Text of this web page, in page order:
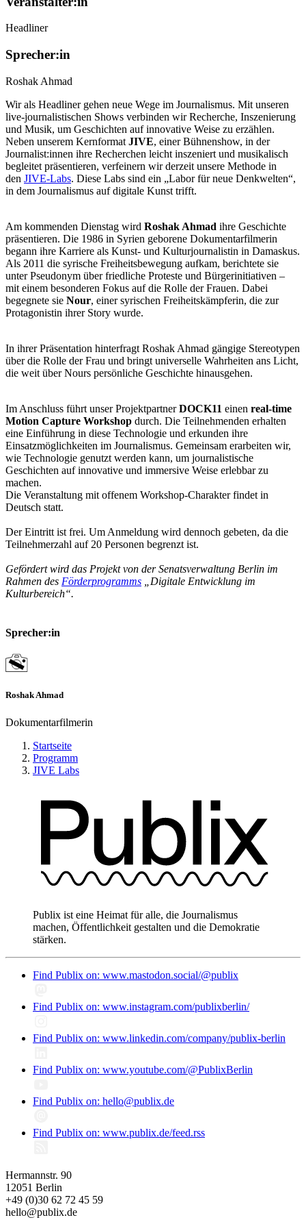
Headliner
Sprecher:in
Roshak Ahmad
Wir als Headliner gehen neue Wege im Journalismus. Mit unseren
live-journalistischen Shows verbinden wir Recherche, Inszenierung
und Musik, um Geschichten auf innovative Weise zu erzählen.
Neben unserem Kernformat JIVE, einer Bühnenshow, in der
Journalist:innen ihre Recherchen leicht inszeniert und musikalisch
begleitet präsentieren, verfeinern wir derzeit unsere Methode in
den JIVE-Labs. Diese Labs sind ein „Labor für neue Denkwelten“,
in dem Journalismus auf digitale Kunst trifft.
Am kommenden Dienstag wird Roshak Ahmad ihre Geschichte
präsentieren. Die 1986 in Syrien geborene Dokumentarfilmerin
begann ihre Karriere als Kunst- und Kulturjournalistin in Damaskus.
Als 2011 die syrische Freiheitsbewegung aufkam, berichtete sie
unter Pseudonym über friedliche Proteste und Bürgerinitiativen –
mit einem besonderen Fokus auf die Rolle der Frauen. Dabei
begegnete sie Nour, einer syrischen Freiheitskämpferin, die zur
Protagonistin ihrer Story wurde.
In ihrer Präsentation hinterfragt Roshak Ahmad gängige Stereotypen
über die Rolle der Frau und bringt universelle Wahrheiten ans Licht,
die weit über Nours persönliche Geschichte hinausgehen.
Im Anschluss führt unser ProjektpartnerDOCK11 einen real-time
Motion Capture Workshop durch. Die Teilnehmenden erhalten
eine Einführung in diese Technologie und erkunden ihre
Einsatzmöglichkeiten im Journalismus. Gemeinsam erarbeiten wir,
wie Technologie genutzt werden kann, um journalistische
Geschichten auf innovative und immersive Weise erlebbar zu
machen.
Die Veranstaltung mit offenem Workshop-Charakter findet in
Deutsch statt.
Der Eintritt ist frei. Um Anmeldung wird dennoch gebeten, da die
Teilnehmerzahl auf 20 Personen begrenzt ist.
Gefördert wird das Projekt von der Senatsverwaltung Berlin im
Rahmen des Förderprogramms „Digitale Entwicklung im
Kulturbereich“.
Sprecher:in
Roshak Ahmad
Dokumentarfilmerin
Startseite
Programm
JIVE Labs
Publix ist eine Heimat für alle, die Journalismus
machen, Öffentlichkeit gestalten und die Demokratie
stärken.
Find Publix on: www.mastodon.social/@publix
Find Publix on: www.instagram.com/publixberlin/
Find Publix on: www.linkedin.com/company/publix-berlin
Find Publix on: www.youtube.com/@PublixBerlin
Find Publix on: hello@publix.de
Find Publix on: www.publix.de/feed.rss
Hermannstr. 90
12051 Berlin
+49 (0)30 62 72 45 59
hello@publix.de